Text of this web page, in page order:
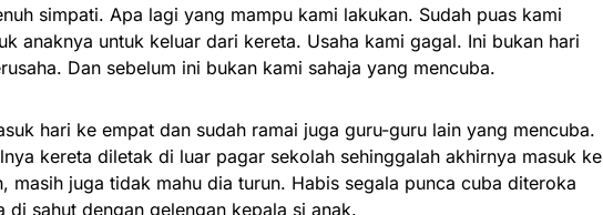
simpati. Apa lagi yang mampu kami lakukan. Sudah puas kami
anaknya untuk keluar dari kereta. Usaha kami gagal. Ini bukan hari
Dan sebelum ini bukan kami sahaja yang mencuba.
hari ke empat dan sudah ramai juga guru-guru lain yang mencuba.
kereta diletak di luar pagar sekolah sehinggalah akhirnya masuk ke
masih juga tidak mahu dia turun. Habis segala punca cuba diteroka
di sahut dengan gelengan kepala si anak.